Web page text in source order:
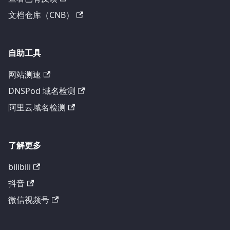
文档仓库（CNB）
自助工具
网站测速
DNSPod 域名检测
阿里云域名检测
了解更多
bilibili
抖音
微信视频号